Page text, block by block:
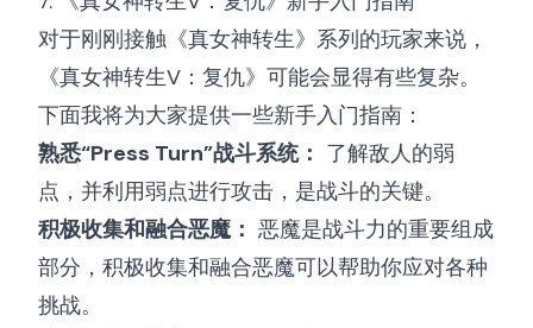
对于刚刚接触《真女神转生》系列的玩家来说，
《真女神转生V：复仇》可能会显得有些复杂。
下面我将为大家提供一些新手入门指南：
熟悉“Press Turn”战斗系统： 了解敌人的弱
点，并利用弱点进行攻击，是战斗的关键。
积极收集和融合恶魔： 恶魔是战斗力的重要组成
部分，积极收集和融合恶魔可以帮助你应对各种
挑战。